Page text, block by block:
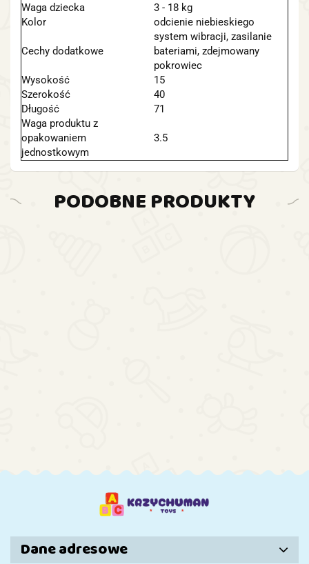
Waga dziecka
3 - 18 kg
Kolor
odcienie niebieskiego
Cechy dodatkowe
system wibracji, zasilanie
bateriami, zdejmowany
pokrowiec
Wysokość
15
Szerokość
40
Długość
71
Waga produktu z
opakowaniem
jednostkowym
3.5
PODOBNE PRODUKTY
Dane adresowe